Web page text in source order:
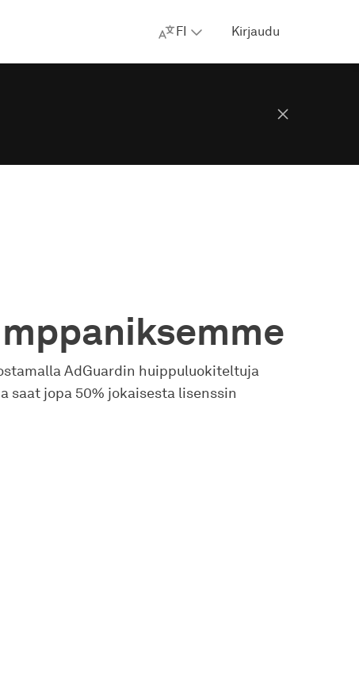
FI Kirjaudu
AdGuardin huippuluokiteltuja
saat jopa 50% jokaisesta lisenssin